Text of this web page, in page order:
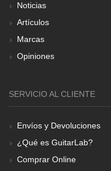
Noticias
Artículos
Marcas
Opiniones
SERVICIO AL CLIENTE
Envíos y Devoluciones
¿Qué es GuitarLab?
Comprar Online